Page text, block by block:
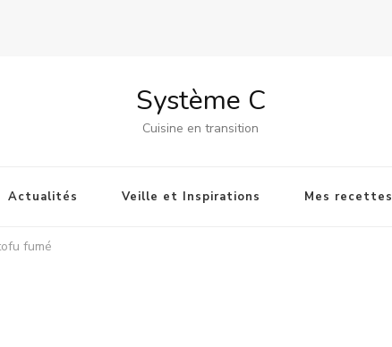
Système C
Cuisine en transition
Actualités Veille et Inspirations Mes recettes
fumé